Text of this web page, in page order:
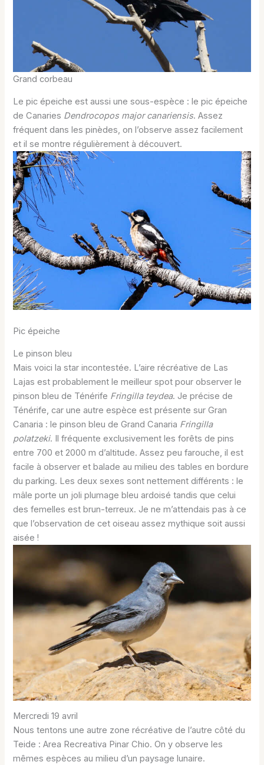
Grand corbeau
Le pic épeiche est aussi une sous-espèce : le pic épeiche
de Canaries Dendrocopos major canariensis. Assez
fréquent dans les pinèdes, on l’observe assez facilement
et il se montre régulièrement à découvert.
Pic épeiche
Le pinson bleu
Mais voici la star incontestée. L’aire récréative de Las
Lajas est probablement le meilleur spot pour observer le
pinson bleu de Ténérife Fringilla teydea. Je précise de
Ténérife, car une autre espèce est présente sur Gran
Canaria : le pinson bleu de Grand Canaria Fringilla
polatzeki. Il fréquente exclusivement les forêts de pins
entre 700 et 2000 m d’altitude. Assez peu farouche, il est
facile à observer et balade au milieu des tables en bordure
du parking. Les deux sexes sont nettement différents : le
mâle porte un joli plumage bleu ardoisé tandis que celui
des femelles est brun-terreux. Je ne m’attendais pas à ce
que l’observation de cet oiseau assez mythique soit aussi
aisée !
Mercredi 19 avril
Nous tentons une autre zone récréative de l’autre côté du
Teide : Area Recreativa Pinar Chio. On y observe les
mêmes espèces au milieu d’un paysage lunaire.